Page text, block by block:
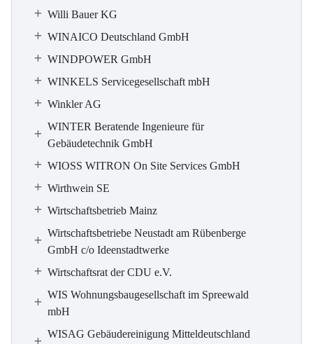
Willi Bauer KG
WINAICO Deutschland GmbH
WINDPOWER GmbH
WINKELS Servicegesellschaft mbH
Winkler AG
WINTER Beratende Ingenieure für
Gebäudetechnik GmbH
WIOSS WITRON On Site Services GmbH
Wirthwein SE
Wirtschaftsbetrieb Mainz
Wirtschaftsbetriebe Neustadt am Rübenberge
GmbH c/o Ideenstadtwerke
Wirtschaftsrat der CDU e.V.
WIS Wohnungsbaugesellschaft im Spreewald
mbH
WISAG Gebäudereinigung Mitteldeutschland